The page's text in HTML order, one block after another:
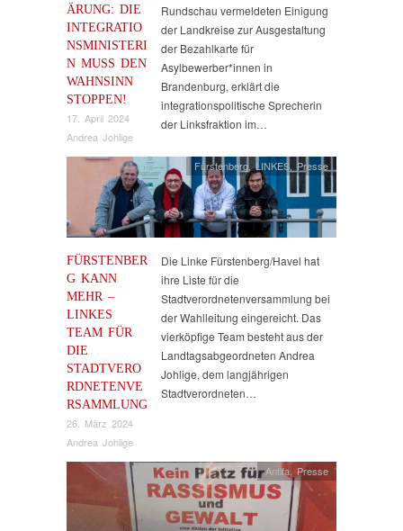
ÄRUNG: DIE
INTEGRATIO
NSMINISTERI
N MUSS DEN
WAHNSINN
STOPPEN!
17. April 2024
Andrea Johlige
Rundschau vermeldeten Einigung
der Landkreise zur Ausgestaltung
der Bezahlkarte für
Asylbewerber*innen in
Brandenburg, erklärt die
integrationspolitische Sprecherin
der Linksfraktion im…
FÜRSTENBER
G KANN
MEHR –
LINKES
TEAM FÜR
DIE
STADTVERO
RDNETENVE
RSAMMLUNG
26. März 2024
Andrea Johlige
Fürstenberg,LINKES, Presse
Die Linke Fürstenberg/Havel hat
ihre Liste für die
Stadtverordnetenversammlung bei
der Wahlleitung eingereicht. Das
vierköpfige Team besteht aus der
Landtagsabgeordneten Andrea
Johlige, dem langjährigen
Stadtverordneten…
Antifa, Presse